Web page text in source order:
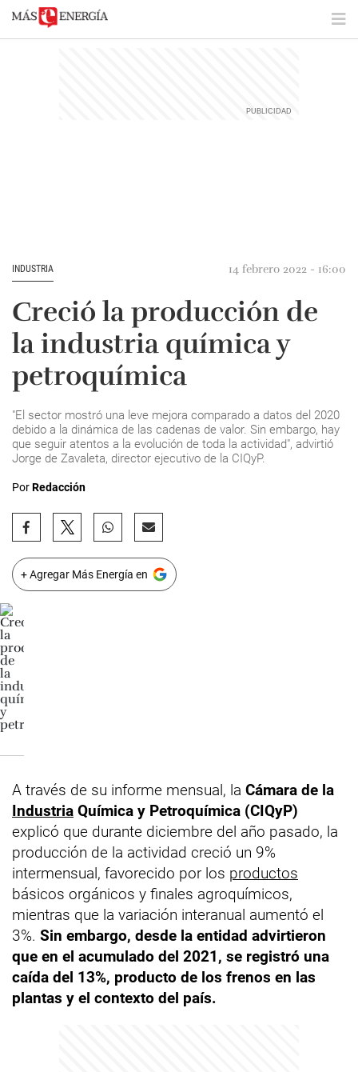
INDUSTRIA 14 febrero 2022 - 16:00
Creció la producción de
la industria química y
petroquímica
"El sector mostró una leve mejora comparado a datos del 2020
debido a la dinámica de las cadenas de valor. Sin embargo, hay
que seguir atentos a la evolución de toda la actividad", advirtió
Jorge de Zavaleta, director ejecutivo de la CIQyP.
PorRedacción
+ Agregar Más Energía en
A través de su informe mensual, la Cámara de la
Industria Química y Petroquímica (CIQyP)
explicó que durante diciembre del año pasado, la
producción de la actividad creció un 9%
intermensual, favorecido por los productos
básicos orgánicos y finales agroquímicos,
mientras que la variación interanual aumentó el
3%. Sin embargo, desde la entidad advirtieron
que en el acumulado del 2021, se registró una
caída del 13%, producto de los frenos en las
plantas y el contexto del país.